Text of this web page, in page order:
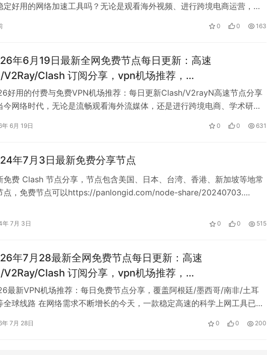
定好用的网络加速工具吗？无论是观看海外视频、进行跨境电商运营，还
0 0 163
年6月19日最新全网免费节点每日更新：高速
V2Ray/Clash 订阅分享，vpn机场推荐，
shadowrocket/trojan/vmess免费节点
好用的付费与免费VPN机场推荐：每日更新Clash/V2rayN高速节点分享
今网络时代，无论是流畅观看海外流媒体，还是进行跨境电商、学术研
6月 19日 0 0 631
年7月3日最新免费分享节点
免费 Clash 节点分享，节点包含美国、日本、台湾、香港、新加坡等地常
点，免费节点可以https://panlongid.com/node-share/20240703….
年 7月 3日 0 0 515
年7月28最新全网免费节点每日更新：高速
V2Ray/Clash 订阅分享，vpn机场推荐，
shadowrocket/trojan/vmess免费节点
最新VPN机场推荐：每日免费节点分享，覆盖阿根廷/墨西哥/南非/土耳
全球线路 在网络需求不断增长的今天，一款稳定高速的科学上网工具已经
7月 28日 0 0 200